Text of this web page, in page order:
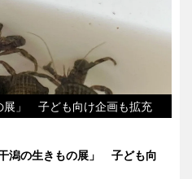
展」 子ども向け企画も拡充
潟の生きもの展」 子ども向